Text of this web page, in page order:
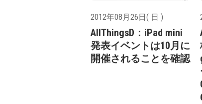
2012年08月26日( 日 )
AllThingsD：iPad mini
発表イベントは10月に
開催されることを確認